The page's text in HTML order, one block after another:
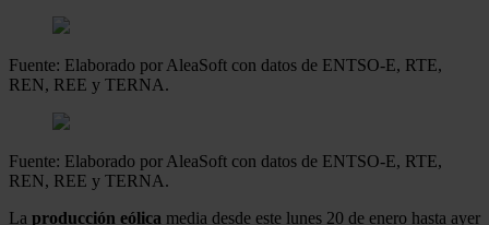
Fuente: Elaborado por AleaSoft con datos de ENTSO-E, RTE,
REN, REE y TERNA.
Fuente: Elaborado por AleaSoft con datos de ENTSO-E, RTE,
REN, REE y TERNA.
La producción eólica media desde este lunes 20 de enero hasta ayer